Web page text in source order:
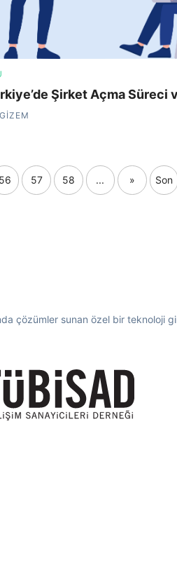
Şirket Açma Süreci
GIZEM
56 57 58 ... » Son
çözümler sunan özel bir teknoloji